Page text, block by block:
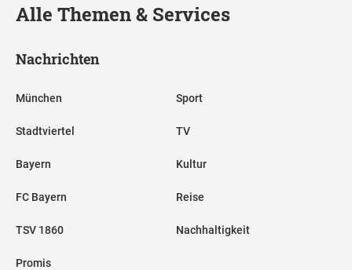
Alle Themen & Services
Nachrichten
München
Stadtviertel
Bayern
FC Bayern
TSV 1860
Promis
Sport
TV
Kultur
Reise
Nachhaltigkeit